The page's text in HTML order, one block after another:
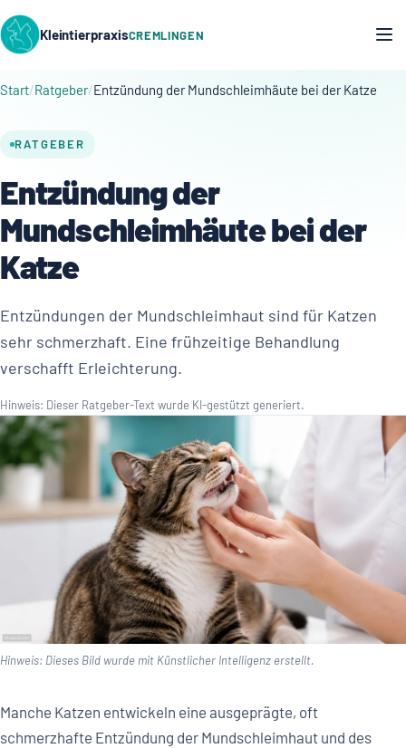
KleintierpraxisCREMLINGEN
Start Ratgeber Entzündung der Mundschleimhäute bei der Katze
RATGEBER
Entzündung der
Mundschleimhäute bei der
Katze
Entzündungen der Mundschleimhaut sind für Katzen
sehr schmerzhaft. Eine frühzeitige Behandlung
verschafft Erleichterung.
Hinweis: Dieser Ratgeber-Text wurde KI-gestützt generiert.
Hinweis: Dieses Bild wurde mit Künstlicher Intelligenz erstellt.
Manche Katzen entwickeln eine ausgeprägte, oft
schmerzhafte Entzündung der Mundschleimhaut und des